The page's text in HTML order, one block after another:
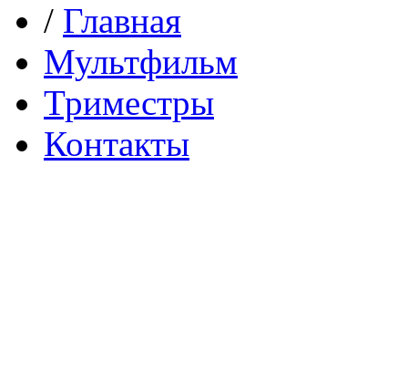
/ Главная
Мультфильм
Триместры
Контакты